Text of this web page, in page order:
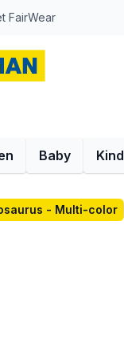
FairWear
Baby Kind
- Multi-color